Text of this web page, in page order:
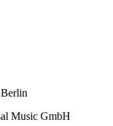
Music GmbH